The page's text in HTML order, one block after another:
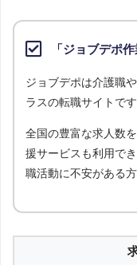
「ジョブデポ
ジョブデポは介護職
ラスの転職サイトです
全国の豊富な求人数
援サービスも利用で
職活動に不安がある